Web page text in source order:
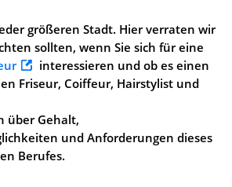
größeren Stadt. Hier verraten wir
sollten, wenn Sie sich für eine
interessieren und ob es einen
Friseur, Coiffeur, Hairstylist und
über Gehalt,
und Anforderungen dieses
Berufes.